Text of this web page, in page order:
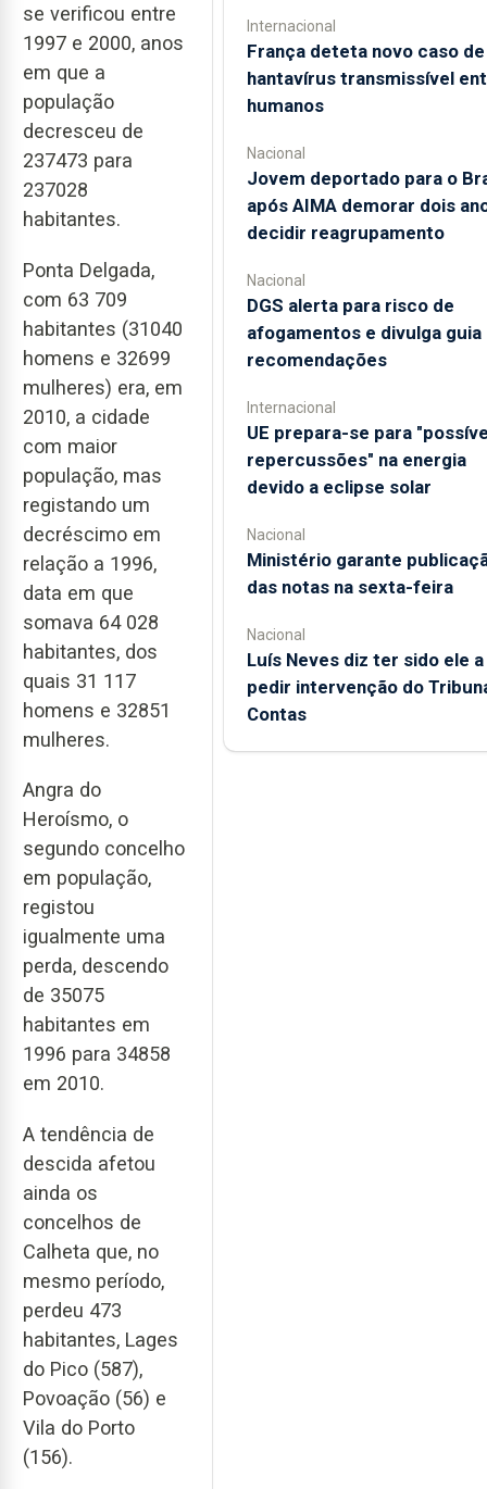
se verificou entre
1997 e 2000, anos
em que a
população
decresceu de
237473 para
237028
habitantes.
Ponta Delgada,
com 63 709
habitantes (31040
homens e 32699
mulheres) era, em
2010, a cidade
com maior
população, mas
registando um
decréscimo em
relação a 1996,
data em que
somava 64 028
habitantes, dos
quais 31 117
homens e 32851
mulheres.
Angra do
Heroísmo, o
segundo concelho
em população,
registou
igualmente uma
perda, descendo
de 35075
habitantes em
1996 para 34858
em 2010.
A tendência de
descida afetou
ainda os
concelhos de
Calheta que, no
mesmo período,
perdeu 473
habitantes, Lages
do Pico (587),
Povoação (56) e
Vila do Porto
(156).
Internacional
França deteta novo caso de
hantavírus transmissível
humanos
Nacional
Jovem deportado para o
após AIMA demorar dois
decidir reagrupamento
Nacional
DGS alerta para risco de
afogamentos e divulga guia
recomendações
Internacional
UE prepara-se para
repercussões" na energia
devido a eclipse solar
Nacional
Ministério garante
das notas na sexta-feira
Nacional
Luís Neves diz ter sido ele a
pedir intervenção do
Contas